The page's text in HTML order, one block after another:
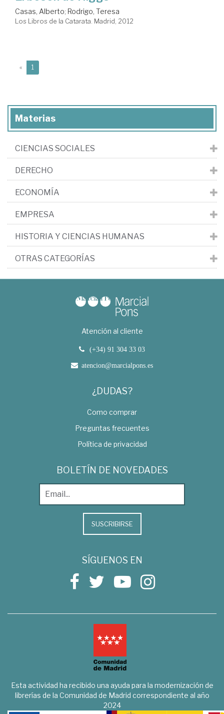
Casas, Alberto; Rodrigo, Teresa
Los Libros de la Catarata. Madrid, 2012
« 1
Materias
CIENCIAS SOCIALES
DERECHO
ECONOMÍA
EMPRESA
HISTORIA Y CIENCIAS HUMANAS
OTRAS CATEGORÍAS
Atención al cliente
(+34) 91 304 33 03
atencion@marcialpons.es
¿DUDAS?
Como comprar
Preguntas frecuentes
Política de privacidad
BOLETÍN DE NOVEDADES
SUSCRIBIRSE
SÍGUENOS EN
Esta actividad ha recibido una ayuda para la modernización de
librerías de la Comunidad de Madrid correspondiente al año
2024